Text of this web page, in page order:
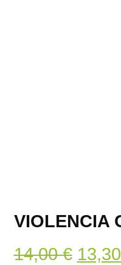
VIOLENCIA
14,00€ El
13,30